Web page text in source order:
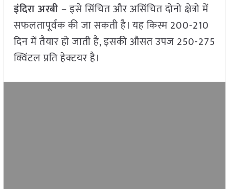
इंदिरा अरबी –इसे सिंचित और असिंचित दोनो क्षेत्रो में
सफलतापूर्वक की जा सकती है। यह किस्म 200-210
दिन में तैयार हो जाती है, इसकी औसत उपज 250-275
क्विंटल प्रति हेक्टयर है।